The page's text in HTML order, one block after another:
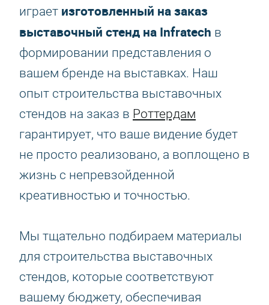
играет изготовленный на заказ
выставочный стенд на Infratech в
формировании представления о
вашем бренде на выставках. Наш
опыт строительства выставочных
стендов на заказ в Роттердам
гарантирует, что ваше видение будет
не просто реализовано, а воплощено в
жизнь с непревзойденной
креативностью и точностью.
Мы тщательно подбираем материалы
для строительства выставочных
стендов, которые соответствуют
вашему бюджету, обеспечивая